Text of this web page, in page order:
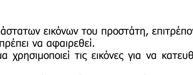
εικόνων του προστάτη,
να αφαιρεθεί.
τις εικόνες για να